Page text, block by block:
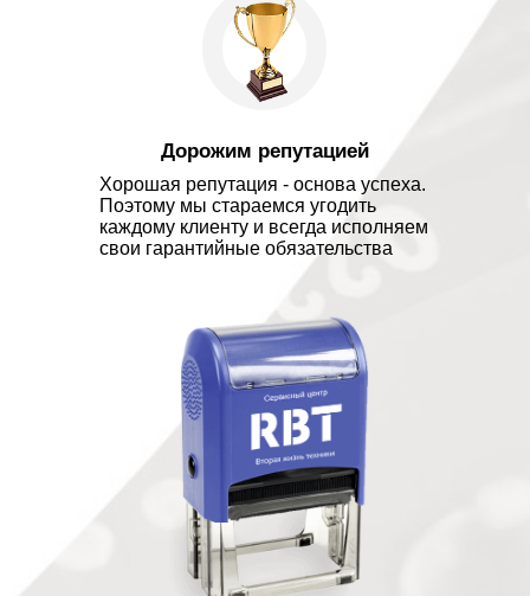
Хорошая репутация - основа успеха.
Поэтому мы стараемся угодить
каждому клиенту и всегда исполняем
свои гарантийные обязательства
Дорожим репутацией